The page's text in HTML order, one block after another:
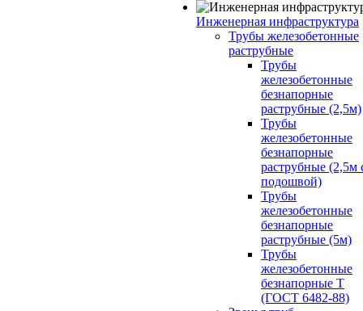
Инженерная инфраструктура
Трубы железобетонные
раструбные
Трубы
железобетонные
безнапорные
раструбные (2,5м)
Трубы
железобетонные
безнапорные
раструбные (2,5м
подошвой)
Трубы
железобетонные
безнапорные
раструбные (5м)
Трубы
железобетонные
безнапорные Т
(ГОСТ 6482-88)